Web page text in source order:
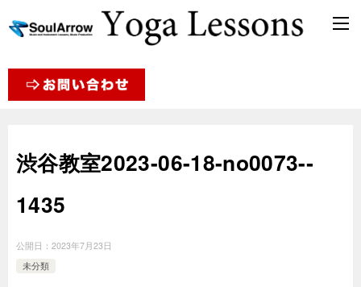
渋谷教室2023-06-18-no0073-­
1435
公開日： 2023年7月23日
未分類